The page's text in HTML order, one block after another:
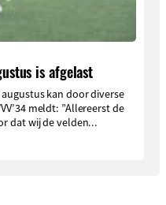
is afgelast
augustus kan door diverse
meldt: ”Allereerst de
dat wij de velden...